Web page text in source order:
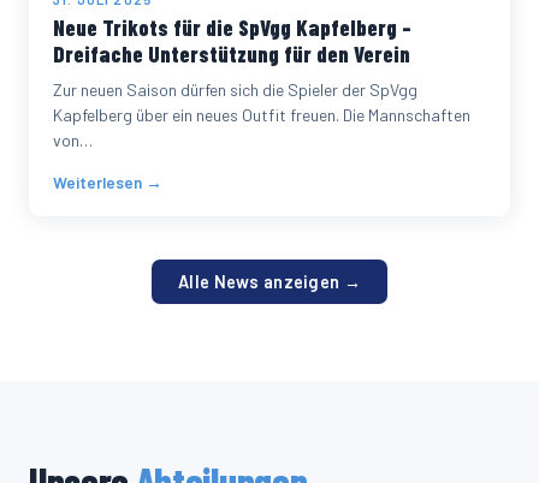
Neue Trikots für die SpVgg Kapfelberg –
Dreifache Unterstützung für den Verein
Zur neuen Saison dürfen sich die Spieler der SpVgg
Kapfelberg über ein neues Outfit freuen. Die Mannschaften
von…
Weiterlesen →
Alle News anzeigen →